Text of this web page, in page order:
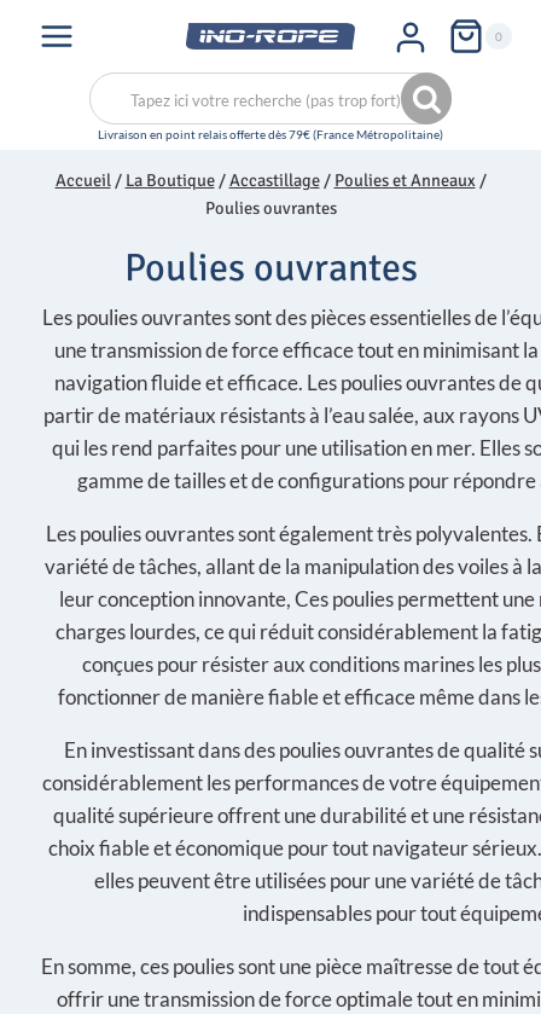
0
Recherche
pour :
Recherche
Accueil / La Boutique /Accastillage / Poulies et Anneaux /
Poulies ouvrantes
Poulies ouvrantes
Les poulies ouvrantes sont des pièces essentielles de
une transmission de force efficace tout en minimisant
navigation fluide et efficace. Les poulies ouvrantes de
partir de matériaux résistants à l’eau salée, aux rayons
qui les rend parfaites pour une utilisation en mer. Elles
gamme de tailles et de configurations pour répondre
Les poulies ouvrantes sont également très
variété de tâches, allant de la manipulation des voiles à
leur conception innovante, Ces poulies permettent
charges lourdes, ce qui réduit considérablement la
conçues pour résister aux conditions marines les
fonctionner de manière fiable et efficace même dans
En investissant dans des poulies ouvrantes de qualité
considérablement les performances de votre
qualité supérieure offrent une durabilité et une
choix fiable et économique pour tout navigateur
elles peuvent être utilisées pour une variété de
indispensables pour tout
En somme, ces poulies sont une pièce maîtresse de tout
offrir une transmission de force optimale tout en